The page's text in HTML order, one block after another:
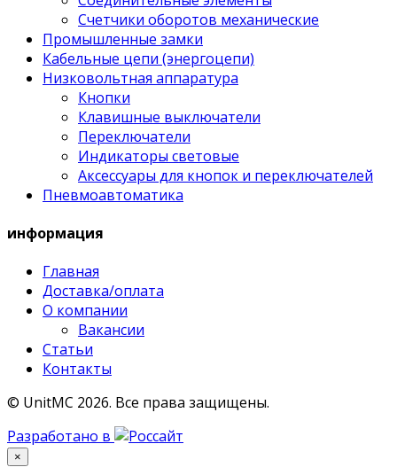
Счетчики оборотов механические
Промышленные замки
Кабельные цепи (энергоцепи)
Низковольтная аппаратура
Кнопки
Клавишные выключатели
Переключатели
Индикаторы световые
Аксессуары для кнопок и переключателей
Пневмоавтоматика
информация
Главная
Доставка/оплата
О компании
Вакансии
Статьи
Контакты
© UnitMC 2026. Все права защищены.
Разработано в
×